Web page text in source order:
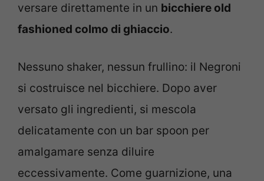
versare direttamente in un bicchiere old
fashioned colmo di ghiaccio.
Nessuno shaker, nessun frullino: il Negroni
si costruisce nel bicchiere. Dopo aver
versato gli ingredienti, si mescola
delicatamente con un bar spoon per
amalgamare senza diluire
eccessivamente. Come guarnizione, una